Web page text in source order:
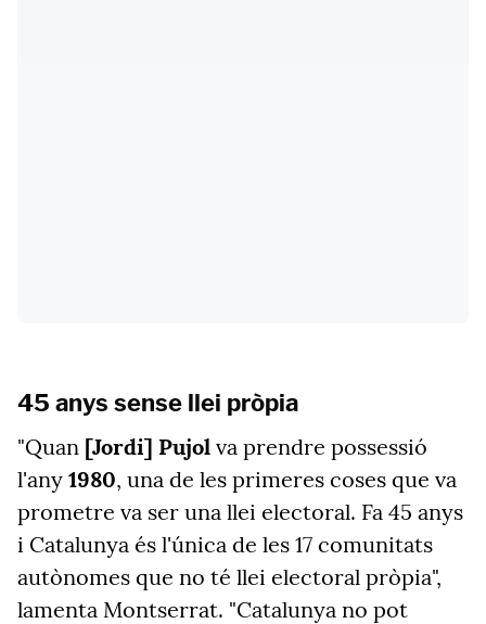
45 anys sense llei pròpia
"Quan [Jordi] Pujol va prendre possessió
l'any 1980, una de les primeres coses que va
prometre va ser una llei electoral. Fa 45 anys
i Catalunya és l'única de les 17 comunitats
autònomes que no té llei electoral pròpia",
lamenta Montserrat. "Catalunya no pot